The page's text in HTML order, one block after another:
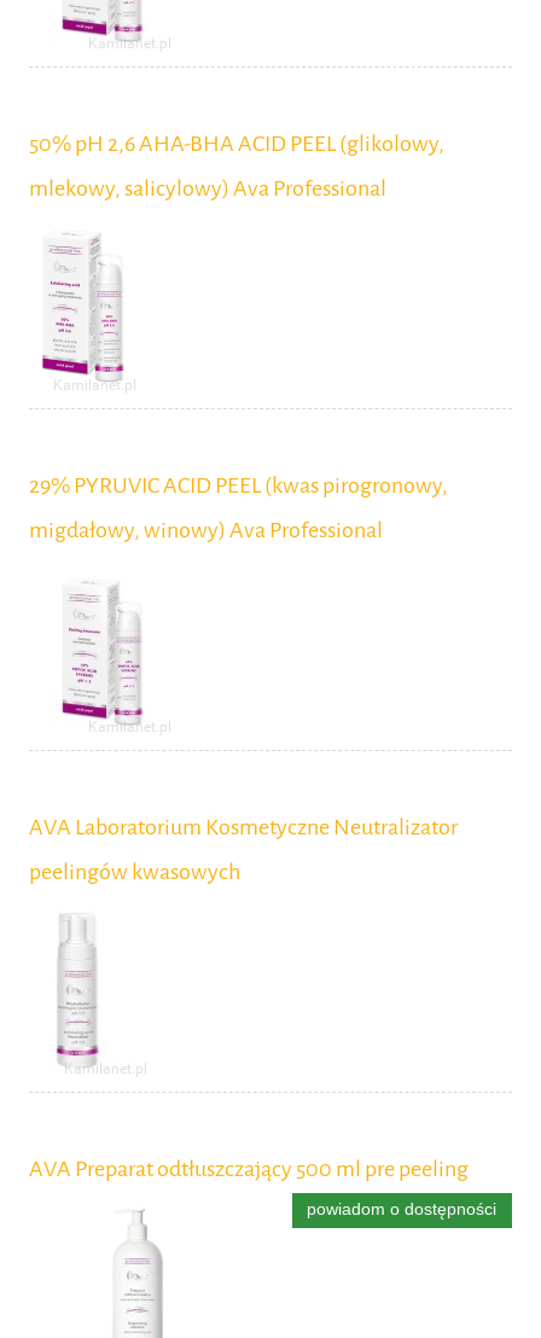
50% pH 2,6 AHA-BHA ACID PEEL (glikolowy,
mlekowy, salicylowy) Ava Professional
29% PYRUVIC ACID PEEL (kwas pirogronowy,
migdałowy, winowy) Ava Professional
AVA Laboratorium Kosmetyczne Neutralizator
peelingów kwasowych
AVA Preparat odtłuszczający 500 ml pre peeling
powiadom o dostępności